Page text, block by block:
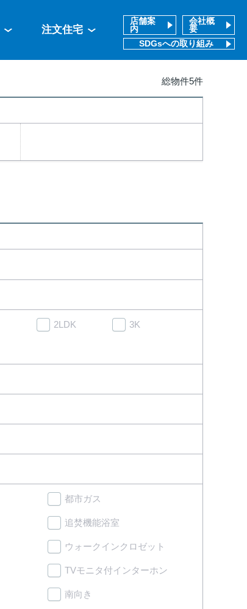
注文住宅
店舗案
内
会社概
要
SDGsへの取り組み
総物件5件
2LDK 3K
都市ガス
追焚機能浴室
ウォークインクロゼット
TVモニタ付インターホン
南向き